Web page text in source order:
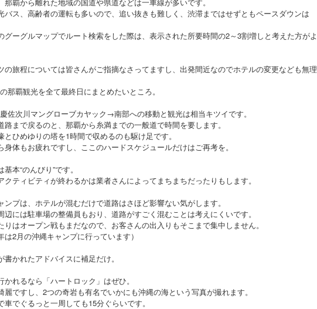
バス、高齢者の運転も多いので、追い抜きも難しく、渋滞まではせずともペースダウンは
グーグルマップでルート検索をした際は、表示された所要時間の2～3割増しと考えた方がよ
の旅程については皆さんがご指摘なさってますし、出発間近なのでホテルの変更なども無理
那覇観光を全て最終日にまとめたいところ。
佐次川マングローブカヤック→南部への移動と観光は相当キツイです。
路まで戻るのと、那覇から糸満までの一般道で時間を要します。
とひめゆりの塔を1時間で収めるのも駆け足です。
身体もお疲れですし、ここのハードスケジュールだけはご再考を。
本“のんびり”です。
クティビティが終わるかは業者さんによってまちまちだったりもします。
ンプは、ホテルが混むだけで道路はさほど影響ない気がします。
辺には駐車場の整備員もおり、道路がすごく混むことは考えにくいです。
りはオープン戦もまだなので、お客さんの出入りもそこまで集中しません。
は2月の沖縄キャンプに行っています）
書かれたアドバイスに補足だけ。
かれるなら「ハートロック」はぜひ。
麗ですし、2つの奇岩も有名でいかにも沖縄の海という写真が撮れます。
車でぐるっと一周しても15分ぐらいです。